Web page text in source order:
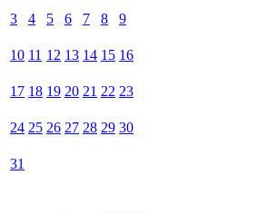
3 4 5 6 7 8 9
10 11 12 13 14 15 16
17 18 19 20 21 22 23
24 25 26 27 28 29 30
31